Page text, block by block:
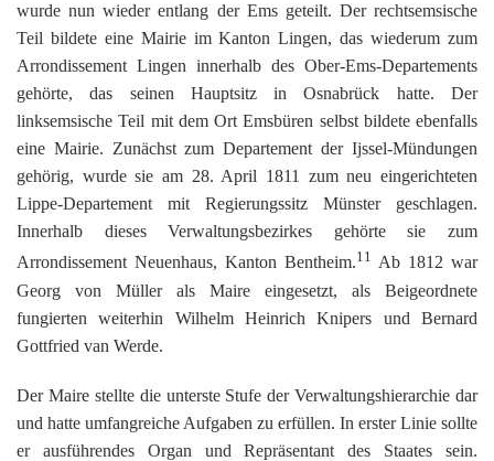
wurde nun wieder entlang der Ems geteilt. Der rechtsemsische
Teil bildete eine Mairie im Kanton Lingen, das wiederum zum
Arrondissement Lingen innerhalb des Ober-Ems-Departements
gehörte, das seinen Hauptsitz in Osnabrück hatte. Der
linksemsische Teil mit dem Ort Emsbüren selbst bildete ebenfalls
eine Mairie. Zunächst zum Departement der Ijssel-Mündungen
gehörig, wurde sie am 28. April 1811 zum neu eingerichteten
Lippe-Departement mit Regierungssitz Münster geschlagen.
Innerhalb dieses Verwaltungsbezirkes gehörte sie zum
Arrondissement Neuenhaus, Kanton Bentheim.11 Ab 1812 war
Georg von Müller als Maire eingesetzt, als Beigeordnete
fungierten weiterhin Wilhelm Heinrich Knipers und Bernard
Gottfried van Werde.
Der Maire stellte die unterste Stufe der Verwaltungshierarchie dar
und hatte umfangreiche Aufgaben zu erfüllen. In erster Linie sollte
er ausführendes Organ und Repräsentant des Staates sein.